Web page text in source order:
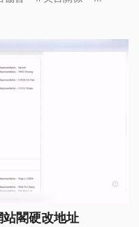
閣硬改地址